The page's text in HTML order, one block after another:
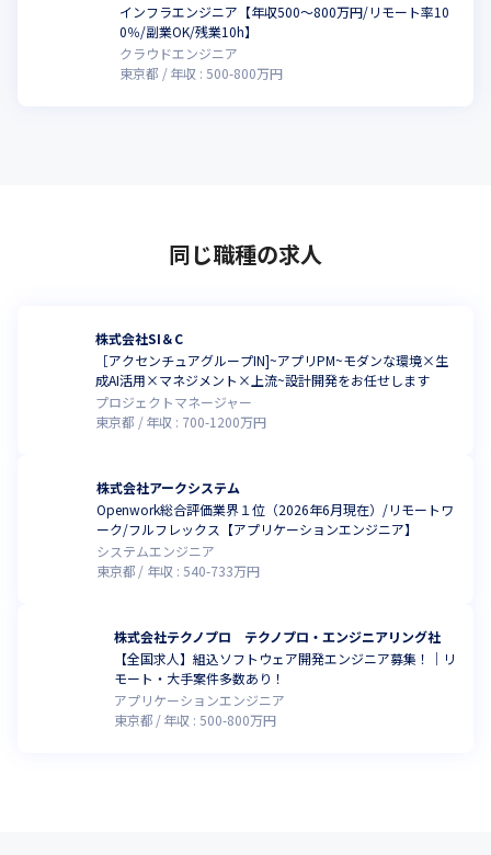
インフラエンジニア【年収500～800万円/リモート率10
0％/副業OK/残業10h】
クラウドエンジニア
東京都
年収 :500-800万円
同じ職種の求人
株式会社SI＆C
［アクセンチュアグループIN]~アプリPM~モダンな環境×生
成AI活用×マネジメント×上流~設計開発をお任せします
プロジェクトマネージャー
東京都
年収 : 700-1200万円
株式会社アークシステム
Openwork総合評価業界１位（2026年6月現在）/リモートワ
ーク/フルフレックス【アプリケーションエンジニア】
システムエンジニア
東京都
年収 : 540-733万円
株式会社テクノプロ テクノプロ・エンジニアリング社
【全国求人】組込ソフトウェア開発エンジニア募集！｜リ
モート・大手案件多数あり！
アプリケーションエンジニア
東京都
年収 :500-800万円